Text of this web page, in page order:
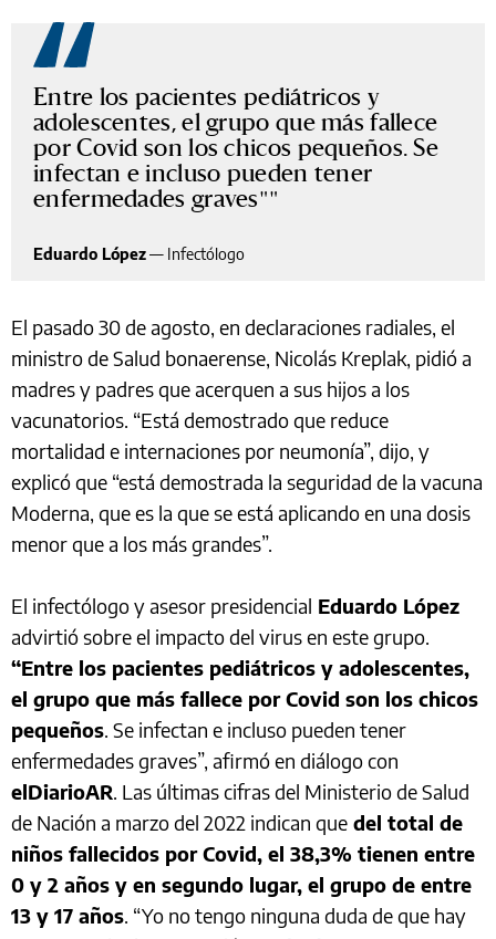
Entre los pacientes pediátricos y
adolescentes, el grupo que más fallece
por Covid son los chicos pequeños. Se
infectan e incluso pueden tener
enfermedades graves"
Eduardo López— Infectólogo
El pasado 30 de agosto, en declaraciones radiales, el
ministro de Salud bonaerense, Nicolás Kreplak, pidió a
madres y padres que acerquen a sus hijos a los
vacunatorios. “Está demostrado que reduce
mortalidad e internaciones por neumonía”, dijo, y
explicó que “está demostrada la seguridad de la vacuna
Moderna, que es la que se está aplicando en una dosis
menor que a los más grandes”.
El infectólogo y asesor presidencial Eduardo López
advirtió sobre el impacto del virus en este grupo.
“Entre los pacientes pediátricos y adolescentes,
el grupo que más fallece por Covid son los chicos
pequeños. Se infectan e incluso pueden tener
enfermedades graves”, afirmó en diálogo con
elDiarioAR. Las últimas cifras del Ministerio de Salud
de Nación a marzo del 2022 indican que del total de
niños fallecidos por Covid, el 38,3% tienen entre
0 y 2 años y en segundo lugar, el grupo de entre
13 y 17 años. “Yo no tengo ninguna duda de que hay